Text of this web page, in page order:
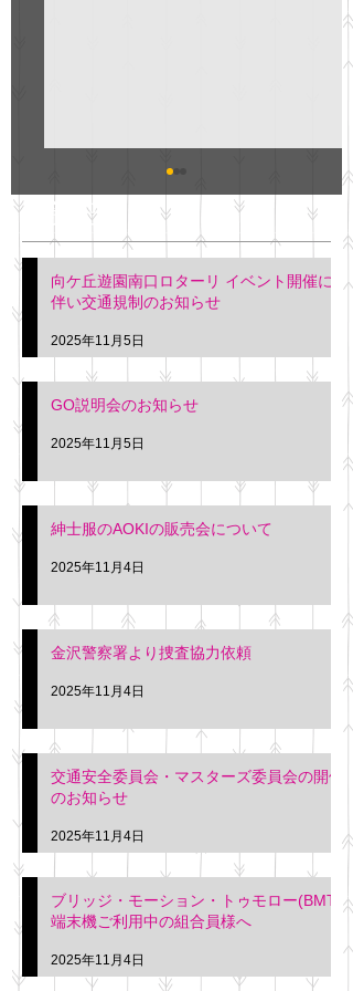
明日(11月6日)午後3時～5
階会議室にてGOの説明会
を行います。 神奈川個人
タクシー協同組合 専務 佐
久間
最新記事
向ケ丘遊園南口ロターリ イベント開催に
伴い交通規制のお知らせ
2025年11月5日
GO説明会のお知らせ
2025年11月5日
紳士服のAOKIの販売会について
2025年11月4日
金沢警察署より捜査協力依頼
2025年11月4日
交通安全委員会・マスターズ委員会の開催
のお知らせ
2025年11月4日
ブリッジ・モーション・トゥモロー(BMT)
端末機ご利用中の組合員様へ
2025年11月4日